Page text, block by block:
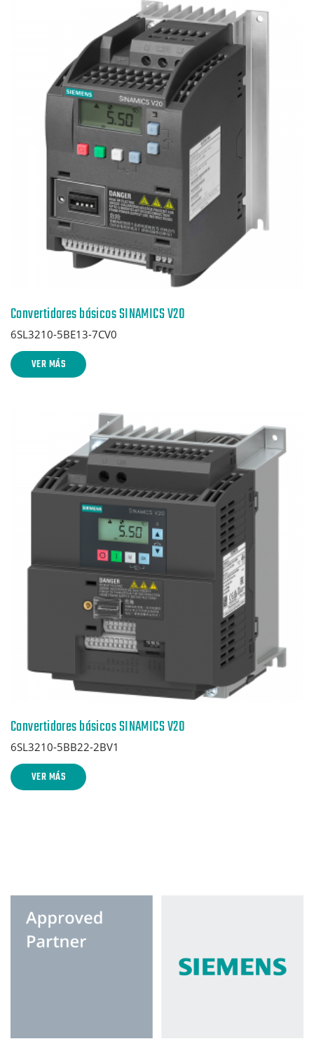
Convertidores básicos SINAMICS V20
6SL3210-5BE13-7CV0
VER MÁS
Convertidores básicos SINAMICS V20
6SL3210-5BB22-2BV1
VER MÁS